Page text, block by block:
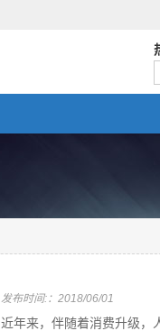
发布时间:：2018/06/01
近年来，伴随着消费升级，